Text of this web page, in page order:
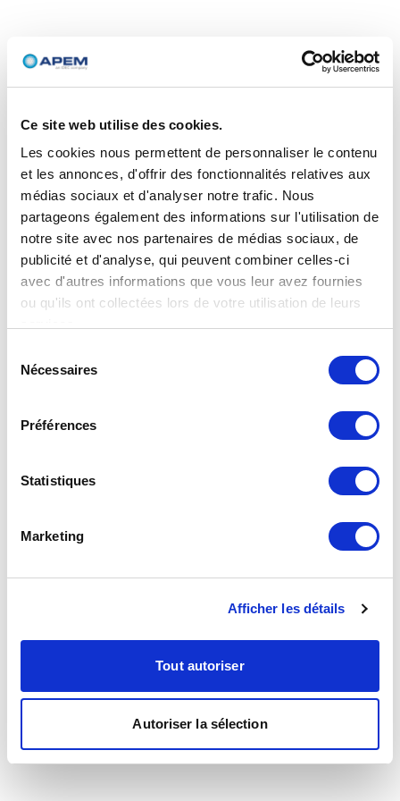
Ce site web utilise des cookies.
Les cookies nous permettent de personnaliser le contenu
et les annonces, d'offrir des fonctionnalités relatives aux
médias sociaux et d'analyser notre trafic. Nous
partageons également des informations sur l'utilisation de
notre site avec nos partenaires de médias sociaux, de
publicité et d'analyse, qui peuvent combiner celles-ci
avec d'autres informations que vous leur avez fournies
ou qu'ils ont collectées lors de votre utilisation de leurs
Nécessaires
Préférences
Statistiques
Marketing
Afficher les détails
Tout autoriser
Autoriser la sélection